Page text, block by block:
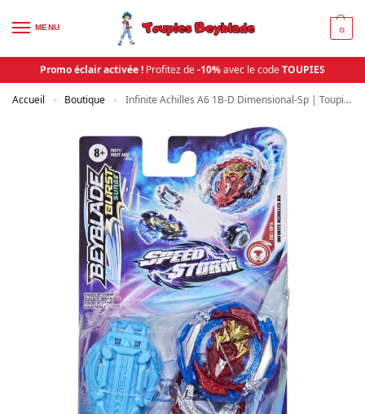
MENU 0
Promo éclair activée ! Profitez de-10%avec le codeTOUPIES
Accueil » Boutique » Infinite Achilles A6 1B-D Dimensional-Sp | Toupies Beyblade